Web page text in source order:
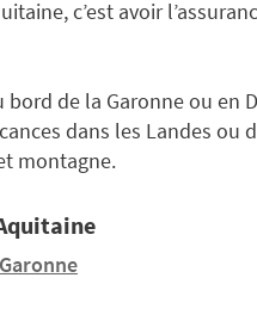
c’est avoir
bord de la Garonne ou en
dans les Landes
montagne.